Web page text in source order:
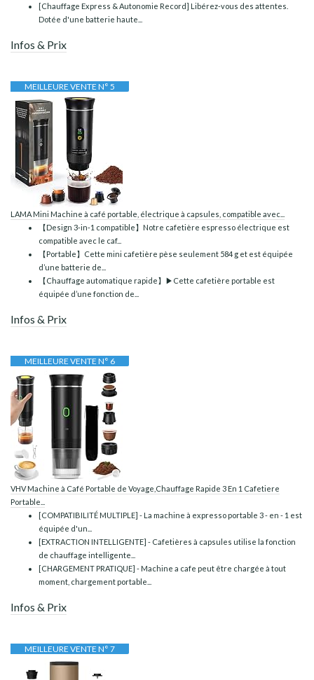
[Chauffage Express & Autonomie Record] Libérez-vous des attentes.
Dotée d'une batterie haute...
Infos & Prix
MEILLEURE VENTE N° 5
LAMA Mini Machine à café portable, électrique à capsules, compatible avec...
【Design 3‑in‑1 compatible】Notre cafetière espresso électrique est
compatible avec le caf...
【Portable】Cette mini cafetière pèse seulement 584 g et est équipée
d’une batterie de...
【Chauffage automatique rapide】▶Cette cafetière portable est
équipée d’une fonction de...
Infos & Prix
MEILLEURE VENTE N° 6
VHV Machine à Café Portable de Voyage,Chauffage Rapide 3 En 1 Cafetiere
Portable...
[COMPATIBILITÉ MULTIPLE] - La machine à expresso portable 3 - en - 1 est
équipée d'un...
[EXTRACTION INTELLIGENTE] - Cafetières à capsules utilise la fonction
de chauffage intelligente...
[CHARGEMENT PRATIQUE] - Machine a cafe peut être chargée à tout
moment, chargement portable...
Infos & Prix
MEILLEURE VENTE N° 7